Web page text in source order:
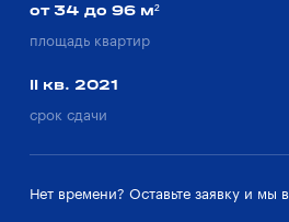
от 34 до 96 м²
площадь квартир
II кв. 2021
срок сдачи
Нет времени? Оставьте заявку и мы